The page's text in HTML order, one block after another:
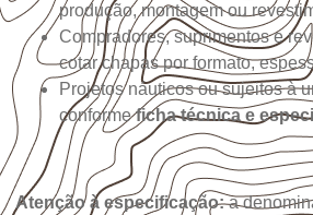
produção, montagem ou
Compradores, suprimentos e
cotar chapas por formato,
Projetos náuticos ou sujeitos à
conformeficha técnica e
Atenção à especificação:a